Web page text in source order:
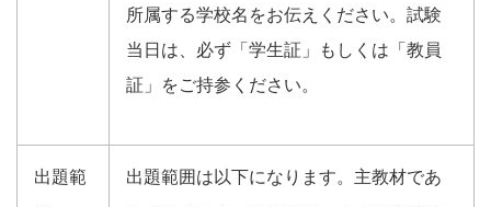
所属する学校名をお伝えください。試験
当日は、必ず「学生証」もしくは「教員
証」をご持参ください。
出題範
出題範囲は以下になります。主教材であ